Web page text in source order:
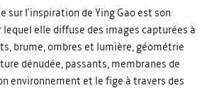
sur l'inspiration de Ying Gao est son
lequel elle diffuse des images capturées à
brume, ombres et lumière, géométrie
dénudée, passants, membranes de
environnement et le fige à travers des